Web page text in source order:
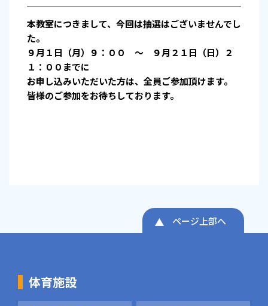
本教室につきまして、今回は抽選はございませんでし
た。
９月１日（月）９：００ ～ ９月２１日（日）２
１：００までに
お申し込みいただいた方は、 全員ご参加頂けます。
皆様のご参加をお待ちしております。
ページ上部へ
体育施設